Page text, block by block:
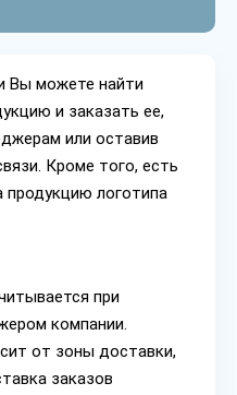
Вы можете найти
и заказать ее,
или оставив
Кроме того, есть
продукцию логотипа
при
компании.
от зоны доставки,
заказов